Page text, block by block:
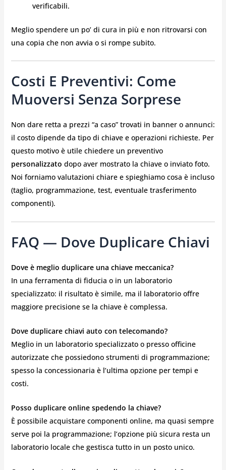
verificabili.
Meglio spendere un po’ di cura in più e non ritrovarsi con
una copia che non avvia o si rompe subito.
Costi E Preventivi: Come
Muoversi Senza Sorprese
Non dare retta a prezzi “a caso” trovati in banner o annunci:
il costo dipende da tipo di chiave e operazioni richieste. Per
questo motivo è utile chiedere un preventivo
personalizzato dopo aver mostrato la chiave o inviato foto.
Noi forniamo valutazioni chiare e spieghiamo cosa è incluso
(taglio, programmazione, test, eventuale trasferimento
componenti).
FAQ — Dove Duplicare Chiavi
Dove è meglio duplicare una chiave meccanica?
In una ferramenta di fiducia o in un laboratorio
specializzato: il risultato è simile, ma il laboratorio offre
maggiore precisione se la chiave è complessa.
Dove duplicare chiavi auto con telecomando?
Meglio in un laboratorio specializzato o presso officine
autorizzate che possiedono strumenti di programmazione;
spesso la concessionaria è l’ultima opzione per tempi e
costi.
Posso duplicare online spedendo la chiave?
È possibile acquistare componenti online, ma quasi sempre
serve poi la programmazione; l’opzione più sicura resta un
laboratorio locale che gestisca tutto in un posto unico.